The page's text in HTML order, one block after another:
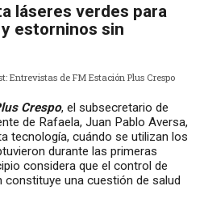
láseres verdes para
estorninos sin
Entrevistas de FM Estación Plus Crespo
Crespo, el subsecretario de
de Rafaela, Juan Pablo Aversa,
tecnología, cuándo se utilizan los
durante las primeras
considera que el control de
una cuestión de salud